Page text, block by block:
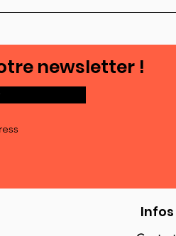
newsletter !
Infos